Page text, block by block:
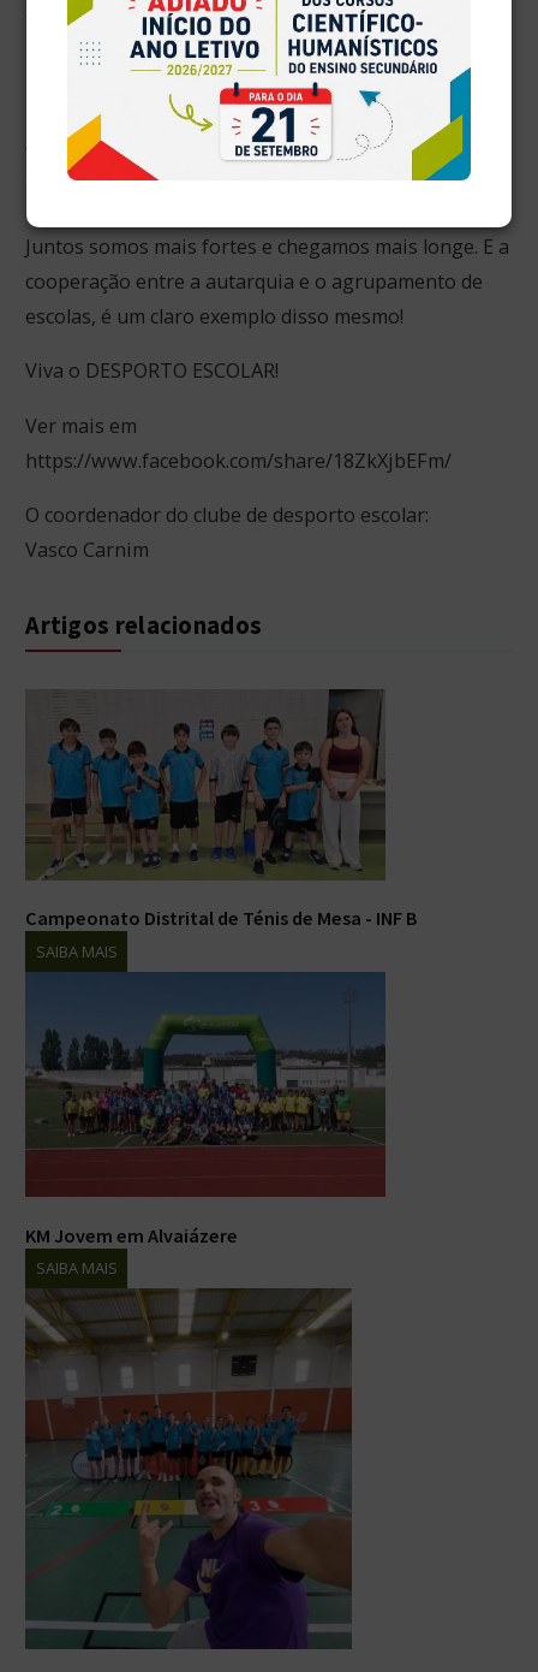
foi recebida pela direção, onde foi prestada a devida
homenagem pelo resultado alcançado em
representação do agrupamento.
Aproveitamos, uma vez mais, para agradecer à
Câmara Municipal de Ansião, por todo o apoio e
dedicação ao desporto escolar no nosso concelho.
Juntos somos mais fortes e chegamos mais longe. E a
cooperação entre a autarquia e o agrupamento de
escolas, é um claro exemplo disso mesmo!
Viva o DESPORTO ESCOLAR!
Ver mais em
https://www.facebook.com/share/18ZkXjbEFm/
O coordenador do clube de desporto escolar:
Vasco Carnim
Artigos relacionados
Campeonato Distrital de Ténis de Mesa - INF B
SAIBA MAIS
KM Jovem em Alvaiázere
SAIBA MAIS